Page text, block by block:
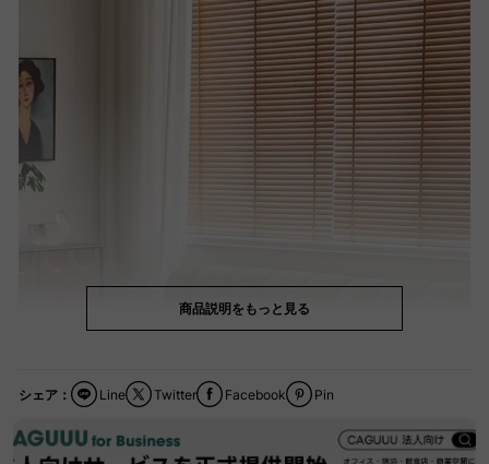
商品説明をもっと見る
シェア： Facebook
Twitter Pin
Line